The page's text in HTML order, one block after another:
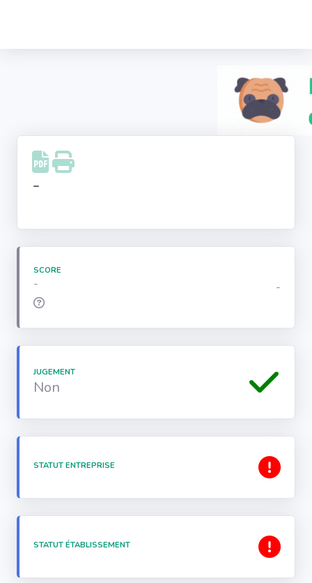
Facebook
Instagram
-
SCORE
- -
JUGEMENT
Non
STATUT ENTREPRISE
STATUT ÉTABLISSEMENT